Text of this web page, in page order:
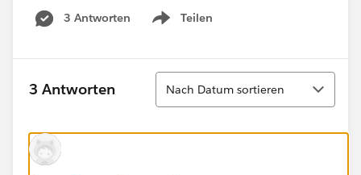
3 Antworten
Teilen
Show menu
3 Antworten
Sortieren
Nach Datum sortieren